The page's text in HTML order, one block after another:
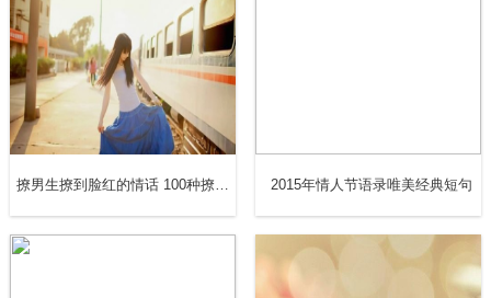
在一起。
15.我希望有一天我可以不用每天对着手机说晚安你就在我
身旁。
18.我真的很花心，喜欢每一天的你和每一个的你。
2015年情人节语录唯美经典短句